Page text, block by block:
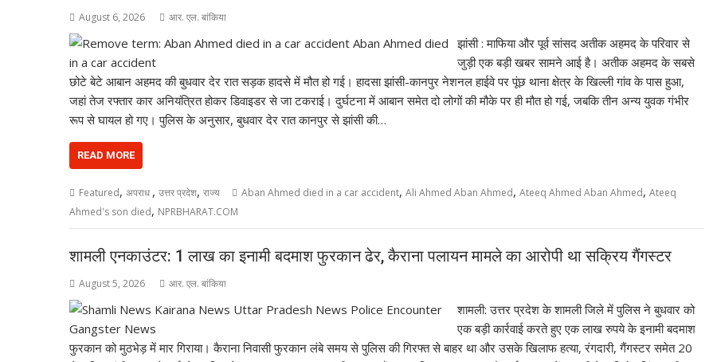
August 6, 2026 आर. एल. बांकिया
झांसी : माफिया और पूर्व सांसद अतीक अहमद के परिवार से
जुड़ी एक बड़ी खबर सामने आई है। अतीक अहमद के सबसे
छोटे बेटे आबान अहमद की बुधवार देर रात सड़क हादसे में मौत हो गई। हादसा झांसी-कानपुर नेशनल हाईवे पर पूंछ थाना क्षेत्र के खिल्ली गांव के पास हुआ,
जहां तेज रफ्तार कार अनियंत्रित होकर डिवाइडर से जा टकराई। दुर्घटना में आबान समेत दो लोगों की मौके पर ही मौत हो गई, जबकि तीन अन्य युवक गंभीर
रूप से घायल हो गए। पुलिस के अनुसार, बुधवार देर रात कानपुर से झांसी की…
READ MORE
Featured, अपराध , उत्तर प्रदेश, राज्य Aban Ahmed died in a car accident, Ali Ahmed Aban Ahmed, Ateeq Ahmed Aban Ahmed, Ateeq
Ahmed's son died, NPRBHARAT.COM
शामली एनकाउंटर: 1 लाख का इनामी बदमाश फुरकान ढेर, कैराना पलायन मामले का आरोपी था सक्रिय गैंगस्टर
August 5, 2026 आर. एल. बांकिया
शामली: उत्तर प्रदेश के शामली जिले में पुलिस ने बुधवार को
एक बड़ी कार्रवाई करते हुए एक लाख रुपये के इनामी बदमाश
फुरकान को मुठभेड़ में मार गिराया। कैराना निवासी फुरकान लंबे समय से पुलिस की गिरफ्त से बाहर था और उसके खिलाफ हत्या, रंगदारी, गैंगस्टर समेत 20